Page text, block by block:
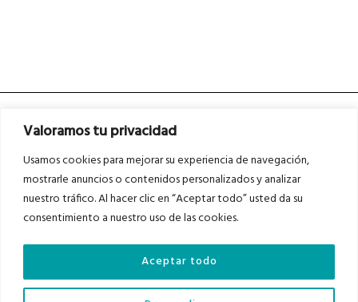
Valoramos tu privacidad
Usamos cookies para mejorar su experiencia de navegación,
mostrarle anuncios o contenidos personalizados y analizar
nuestro tráfico. Al hacer clic en “Aceptar todo” usted da su
consentimiento a nuestro uso de las cookies.
Aceptar todo
Asociados a
Auditados por